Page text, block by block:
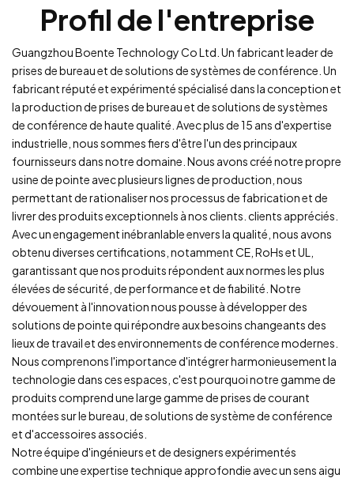
Profil de l'entreprise
Guangzhou Boente Technology Co Ltd. Un fabricant leader de
prises de bureau et de solutions de systèmes de conférence. Un
fabricant réputé et expérimenté spécialisé dans la conception et
la production de prises de bureau et de solutions de systèmes
de conférence de haute qualité. Avec plus de 15 ans d'expertise
industrielle, nous sommes fiers d'être l'un des principaux
fournisseurs dans notre domaine. Nous avons créé notre propre
usine de pointe avec plusieurs lignes de production, nous
permettant de rationaliser nos processus de fabrication et de
livrer des produits exceptionnels à nos clients. clients appréciés.
Avec un engagement inébranlable envers la qualité, nous avons
obtenu diverses certifications, notamment CE, RoHs et UL,
garantissant que nos produits répondent aux normes les plus
élevées de sécurité, de performance et de fiabilité. Notre
dévouement à l'innovation nous pousse à développer des
solutions de pointe qui répondre aux besoins changeants des
lieux de travail et des environnements de conférence modernes.
Nous comprenons l'importance d'intégrer harmonieusement la
technologie dans ces espaces, c'est pourquoi notre gamme de
produits comprend une large gamme de prises de courant
montées sur le bureau, de solutions de système de conférence
et d'accessoires associés.
Notre équipe d'ingénieurs et de designers expérimentés
combine une expertise technique approfondie avec un sens aigu